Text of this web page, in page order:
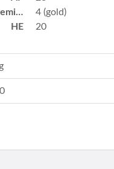
AP Premium
4 (gold)
HE
20